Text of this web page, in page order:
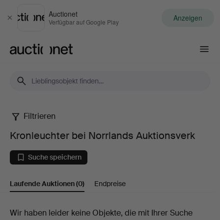
Schließen
Auctionet
Verfügbar auf Google Play Anzeigen
Kronleuchter
bei
Norrlands
Auktionsverk
Filtrieren
Kronleuchter bei Norrlands Auktionsverk
Suche speichern
Laufende Auktionen(0) Endpreise
Laufende
Wir haben leider keine Objekte, die mit Ihrer Suche